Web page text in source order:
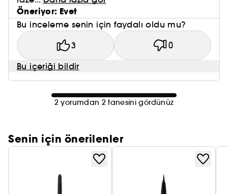
Öneriyor: Evet
Bu inceleme senin için faydalı oldu mu?
3 0
Bu içeriği bildir
2 yorumdan 2 tanesini gördünüz
Senin için önerilenler